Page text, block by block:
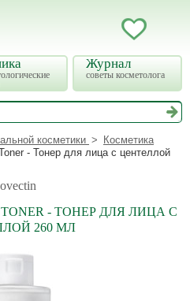
Журнал
советы косметолога
косметики
Косметика
- Тонер для лица с центеллой
TONER - ТОНЕР ДЛЯ ЛИЦА С
260 МЛ